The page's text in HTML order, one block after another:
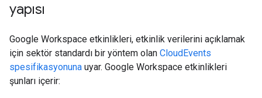
yapısı
Google Workspace etkinlikleri, etkinlik verilerini açıklamak
için sektör standardı bir yöntem olan CloudEvents
spesifikasyonuna uyar. Google Workspace etkinlikleri
şunları içerir: